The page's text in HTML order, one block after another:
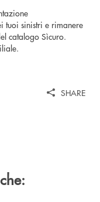
tuoi sinistri e rimanere
catalogo Sìcuro.
SHARE